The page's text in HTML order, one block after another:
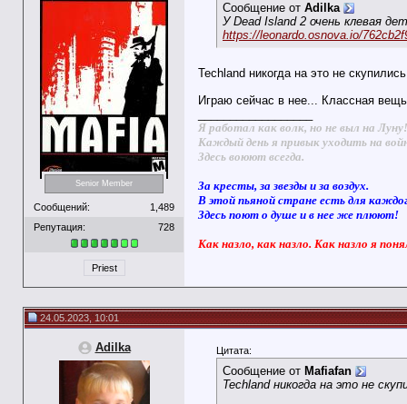
Senior Member
Сообщений:
1,489
Репутация:
728
Priest
Сообщение от Adilka
У Dead Island 2 очень клевая
https://leonardo.osnova.io/
Techland никогда на это не
Играю сейчас в нее... Классная
Я работал как волк, но не выл на Луну!
Каждый день я привык уходить на
Здесь воюют всегда.
За кресты, за звезды и за воздух.
В этой пьяной стране есть для
Здесь поют о душе и в нее же плюют!
Как назло, как назло. Как назло я
24.05.2023, 10:01
Adilka Цитата:
Сообщение от Mafiafan
Techland никогда на это не